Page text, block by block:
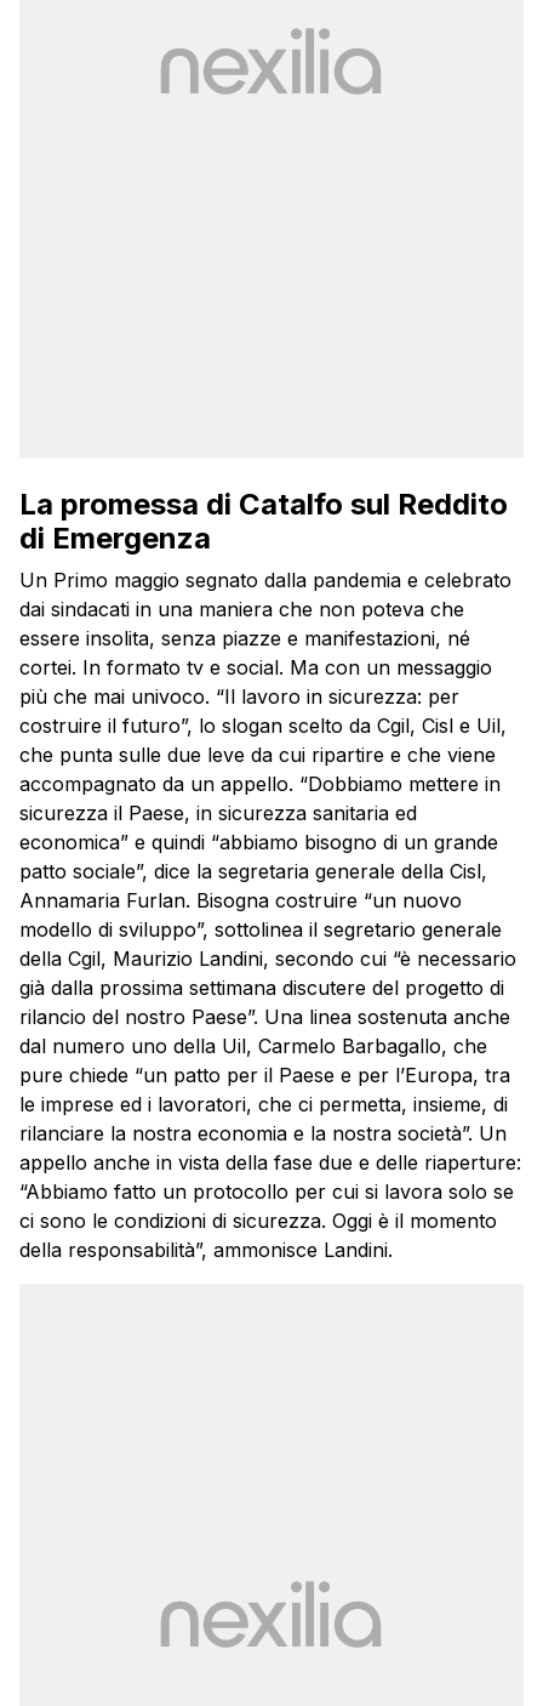
La promessa di Catalfo sul Reddito
di Emergenza
Un Primo maggio segnato dalla pandemia e celebrato
dai sindacati in una maniera che non poteva che
essere insolita, senza piazze e manifestazioni, né
cortei. In formato tv e social. Ma con un messaggio
più che mai univoco. “Il lavoro in sicurezza: per
costruire il futuro”, lo slogan scelto da Cgil, Cisl e Uil,
che punta sulle due leve da cui ripartire e che viene
accompagnato da un appello. “Dobbiamo mettere in
sicurezza il Paese, in sicurezza sanitaria ed
economica” e quindi “abbiamo bisogno di un grande
patto sociale”, dice la segretaria generale della Cisl,
Annamaria Furlan. Bisogna costruire “un nuovo
modello di sviluppo”, sottolinea il segretario generale
della Cgil, Maurizio Landini, secondo cui “è necessario
già dalla prossima settimana discutere del progetto di
rilancio del nostro Paese”. Una linea sostenuta anche
dal numero uno della Uil, Carmelo Barbagallo, che
pure chiede “un patto per il Paese e per l’Europa, tra
le imprese ed i lavoratori, che ci permetta, insieme, di
rilanciare la nostra economia e la nostra società”. Un
appello anche in vista della fase due e delle riaperture:
“Abbiamo fatto un protocollo per cui si lavora solo se
ci sono le condizioni di sicurezza. Oggi è il momento
della responsabilità”, ammonisce Landini.